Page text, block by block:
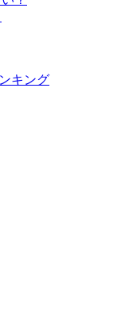
キング